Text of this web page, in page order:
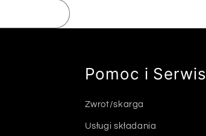
Pomoc i Serwis
Zwrot/skarga
Usługi składania